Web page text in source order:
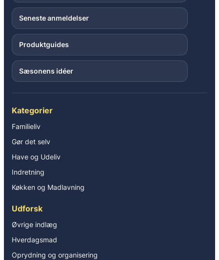
Seneste anmeldelser
Produktguides
Sæsonens idéer
Kategorier
Familieliv
Gør det selv
Have og Udeliv
Indretning
Køkken og Madlavning
Udforsk
Øvrige indlæg
Hverdagsmad
Oprydning og organisering